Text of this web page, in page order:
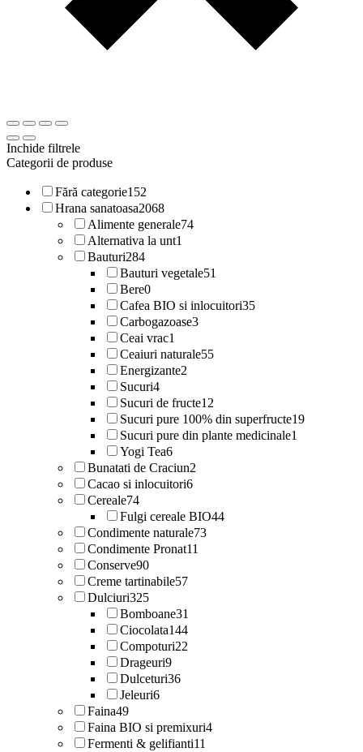
Inchide filtrele
Categorii de produse
Fără categorie152
Hrana sanatoasa2068
Alimente generale74
Alternativa la unt1
Bauturi284
Bauturi vegetale51
Bere0
Cafea BIO si inlocuitori35
Carbogazoase3
Ceai vrac1
Ceaiuri naturale55
Energizante2
Sucuri4
Sucuri de fructe12
Sucuri pure 100% din superfructe19
Sucuri pure din plante medicinale1
Yogi Tea6
Bunatati de Craciun2
Cacao si inlocuitori6
Cereale74
Fulgi cereale BIO44
Condimente naturale73
Condimente Pronat11
Conserve90
Creme tartinabile57
Dulciuri325
Bomboane31
Ciocolata144
Compoturi22
Drageuri9
Dulceturi36
Jeleuri6
Faina49
Faina BIO si premixuri4
Fermenti & gelifianti11